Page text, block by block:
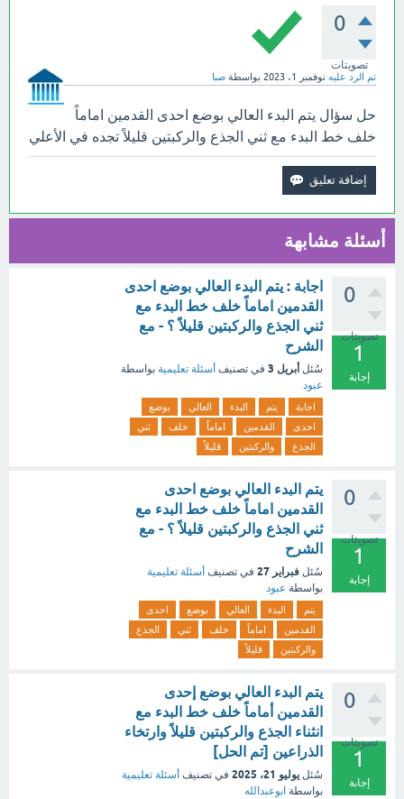
0
تصويتات
تم الرد عليه نوفمبر 1، 2023 بواسطة صبا
حل سؤال يتم البدء العالي بوضع احدى القدمين اماماً
خلف خط البدء مع ثني الجذع والركبتين قليلاً تجده في الأعلي
أسئلة مشابهة
0
تصويتات
1
إجابة
اجابة : يتم البدء العالي بوضع احدى
القدمين اماماً خلف خط البدء مع
ثني الجذع والركبتين قليلاً ؟ - مع
الشرح
سُئل أبريل 3 في تصنيف أسئلة تعليمية بواسطة
عبود
اجابة يتم البدء العالي
بوضع
احدى
القدمين اماماً خلف
ثني
الجذع
والركبتين قليلاً
0
تصويتات
1
إجابة
يتم البدء العالي بوضع احدى
القدمين اماماً خلف خط البدء مع
ثني الجذع والركبتين قليلاً ؟ - مع
الشرح
سُئل فبراير 27 في تصنيف أسئلة تعليمية
بواسطة عبود
يتم البدء العالي بوضع
احدى
القدمين
اماماً خلف ثني
الجذع
والركبتين
قليلاً
0
تصويتات
1
إجابة
يتم البدء العالي بوضع إحدى
القدمين أماماً خلف خط البدء مع
انثناء الجذع والركبتين قليلاً وارتخاء
الذراعين [تم الحل]
سُئل يوليو 21، 2025 في تصنيف أسئلة تعليمية
بواسطة ابوعبدالله